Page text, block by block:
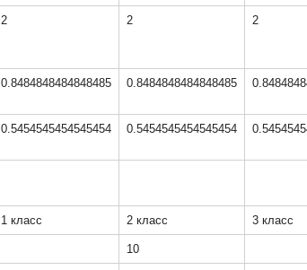
2 2 2
0.8484848484848485 0.8484848484848485
0.5454545454545454 0.5454545454545454
1 класс 2 класс 3 класс
10